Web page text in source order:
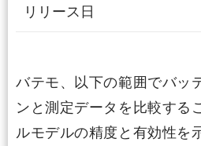
リリース日
バテモ、以下の範囲でバッ
ンと測定データを比較する
ルモデルの精度と有効性を